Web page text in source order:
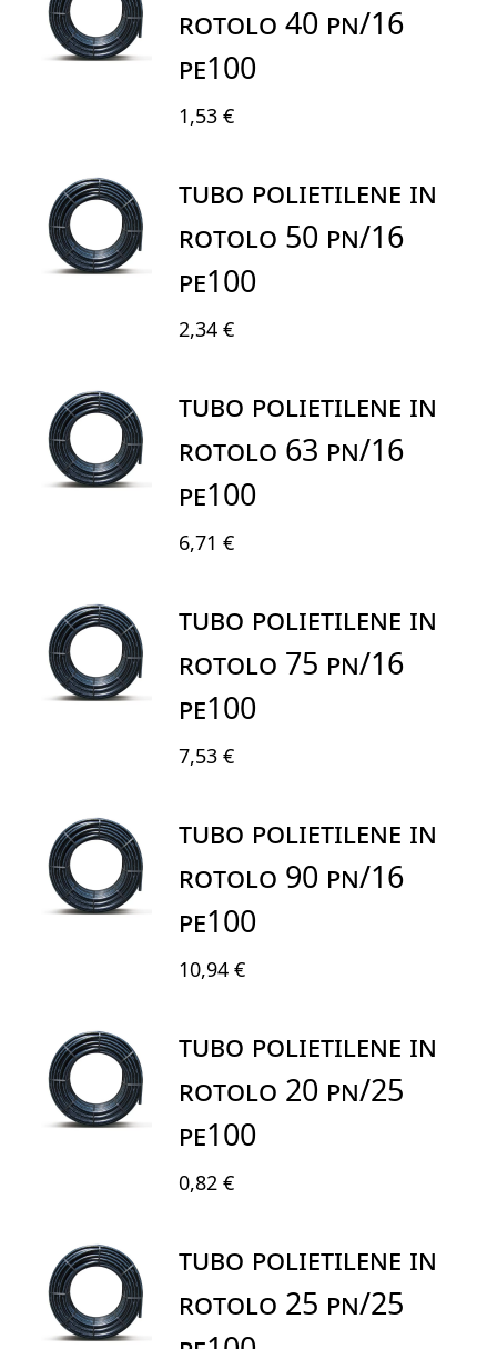
ROTOLO 40 PN/16
PE100
1,53 €
TUBO POLIETILENE IN
ROTOLO 50 PN/16
PE100
2,34 €
TUBO POLIETILENE IN
ROTOLO 63 PN/16
PE100
6,71 €
TUBO POLIETILENE IN
ROTOLO 75 PN/16
PE100
7,53 €
TUBO POLIETILENE IN
ROTOLO 90 PN/16
PE100
10,94 €
TUBO POLIETILENE IN
ROTOLO 20 PN/25
PE100
0,82 €
TUBO POLIETILENE IN
ROTOLO 25 PN/25